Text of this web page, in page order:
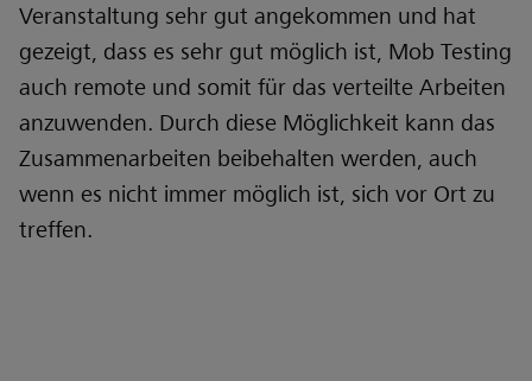
Veranstaltung sehr gut angekommen und hat
gezeigt, dass es sehr gut möglich ist, Mob Testing
auch remote und somit für das verteilte Arbeiten
anzuwenden. Durch diese Möglichkeit kann das
Zusammenarbeiten beibehalten werden, auch
wenn es nicht immer möglich ist, sich vor Ort zu
treffen.